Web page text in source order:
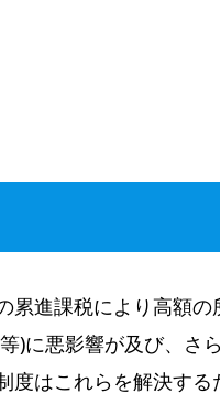
累進課税により高額の
)に悪影響が及び、さ
はこれらを解決する